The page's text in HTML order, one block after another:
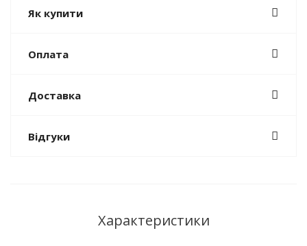
Як купити
Оплата
Доставка
Відгуки
Характеристики